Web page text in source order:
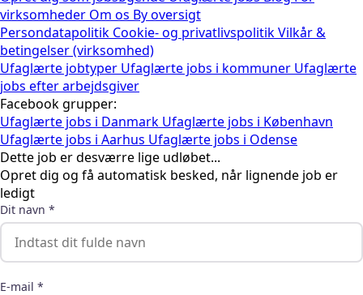
virksomheder Om os By oversigt
Persondatapolitik Cookie- og privatlivspolitikVilkår &
betingelser (virksomhed)
Ufaglærte jobtyper Ufaglærte jobs i kommuner Ufaglærte
jobs efter arbejdsgiver
Facebook grupper:
Ufaglærte jobs i Danmark Ufaglærte jobs i København
Ufaglærte jobs i Aarhus Ufaglærte jobs i Odense
Dette job er desværre lige udløbet...
Opret dig og få automatisk besked, når lignende job er
ledigt
Dit navn *
E-mail *